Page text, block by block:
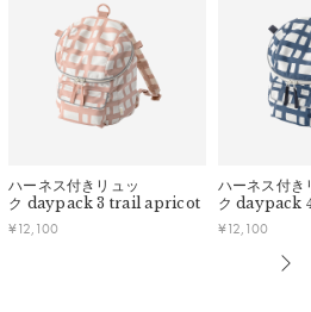
U字カーブ状フタで、荷物を出し入
端のタグは滑らかな開閉をサポート
機能付き。暗い場所でもしっかり光
力。各ポケットには○・□・☆がプ
○ポケットにはハンカチを入れよう
、お片付けの練習にもぴったり。
どによる返品の場合でも、長期経過
ていただきます。
願いします。
たらお気軽にお問い合わせくださ
ハーネス付きリュッ
ク daypack 3 trail apricot
¥12,100
ハーネス付き
ク daypack
¥12,100